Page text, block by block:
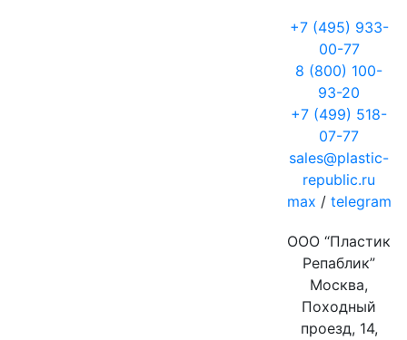
+7 (495) 933-
00-77
8 (800) 100-
93-20
+7 (499) 518-
07-77
sales@plastic-
republic.ru
max / telegram
ООО “Пластик
Репаблик”
Москва,
Походный
проезд, 14,